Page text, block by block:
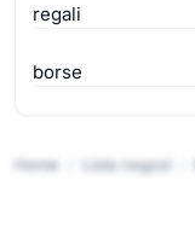
regali
borse
Home Lista negozi